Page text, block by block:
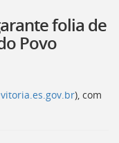
folia de
Povo
), com